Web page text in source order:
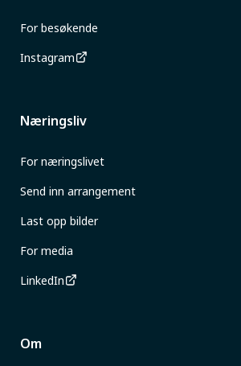
For besøkende
Instagram
Næringsliv
For næringslivet
Send inn arrangement
Last opp bilder
For media
LinkedIn
Om